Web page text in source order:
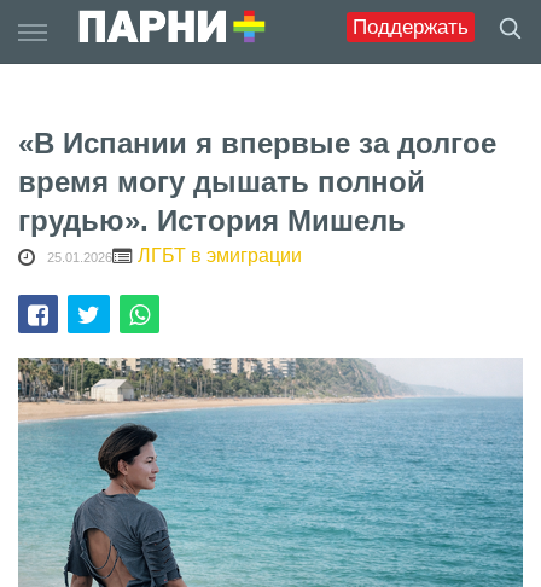
Поддержать
to
«В Испании я впервые за долгое
время могу дышать полной
грудью». История Мишель
25.01.2026 ЛГБТ в эмиграции